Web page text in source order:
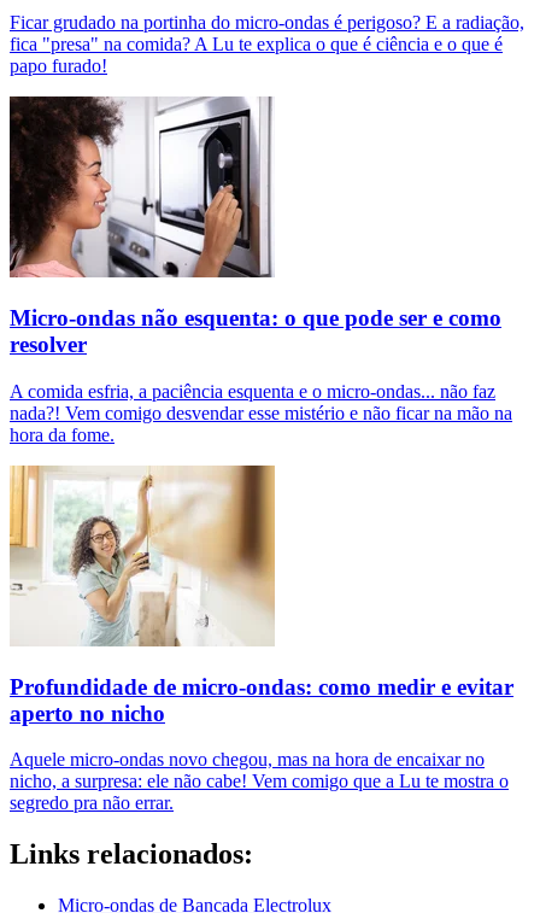
Ficar grudado na portinha do micro-ondas é perigoso? E a radiação,
fica "presa" na comida? A Lu te explica o que é ciência e o que é
papo furado!
Micro-ondas não esquenta: o que pode ser e como
resolver
A comida esfria, a paciência esquenta e o micro-ondas... não faz
nada?! Vem comigo desvendar esse mistério e não ficar na mão na
hora da fome.
Profundidade de micro-ondas: como medir e evitar
aperto no nicho
Aquele micro-ondas novo chegou, mas na hora de encaixar no
nicho, a surpresa: ele não cabe! Vem comigo que a Lu te mostra o
segredo pra não errar.
Links relacionados:
Micro-ondas de Bancada Electrolux